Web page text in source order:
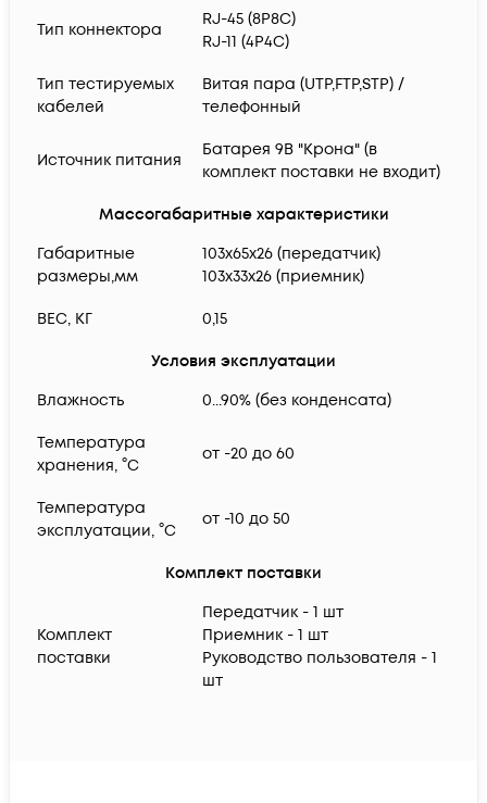
Тип коннектора
RJ-45 (8P8C)
RJ-11 (4P4C)
Тип тестируемых
кабелей
Витая пара (UTP,FTP,STP) /
телефонный
Источник питания
Батарея 9В "Крона" (в
комплект поставки не входит)
Массогабаритные характеристики
Габаритные
размеры,мм
103х65х26 (передатчик)
103х33х26 (приемник)
ВЕС, КГ 0,15
Условия эксплуатации
Влажность
0...90% (без конденсата)
Температура
хранения, °C
от -20 до 60
Температура
эксплуатации, °C
от -10 до 50
Комплект поставки
Комплект
поставки
Передатчик - 1 шт
Приемник - 1 шт
Руководство пользователя - 1
шт